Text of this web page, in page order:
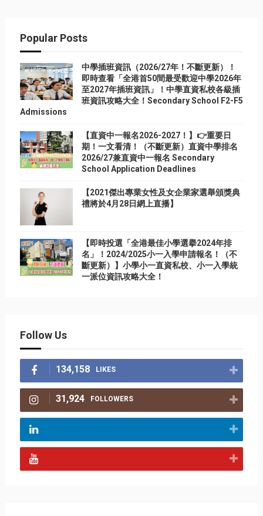
Popular Posts
中學插班資訊（2026/27年！不斷更新）！
即時查看「全港首50間最受歡迎中學2026年
至2027年插班資訊」！中學直資私校各級插
班資訊攻略大全！Secondary School F2-F5
Admissions
【直資中一報名2026-2027！】👉重要日
期！一文看清！（不斷更新）直資中學排名
2026/27兼直資中一報名 Secondary
School Application Deadlines
【2021傑出專業女性及女企業家選舉頒獎典
禮將於4月28日網上直播】
【即時投選「全港最佳小學選擧2024年排
名」！2024/2025小一入學申請報名！（不
斷更新）】小學小一直資私校、小一入學統
一派位資訊攻略大全！
Follow Us
134,158 LIKES
31,924 FOLLOWERS